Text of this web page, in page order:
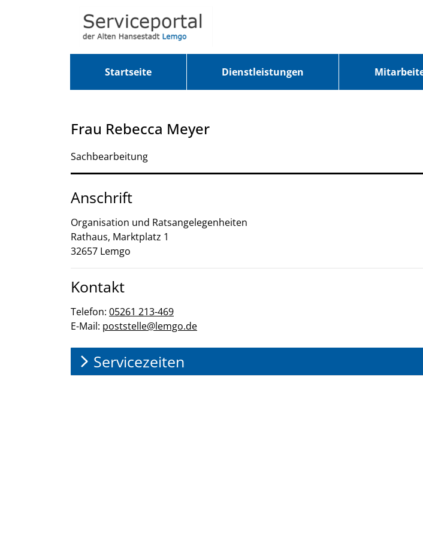
Zum Hauptinhalt springen
Startseite Dienstleistungen
Frau Rebecca Meyer
Sachbearbeitung
Anschrift
Organisation und Ratsangelegenheiten
Rathaus, Marktplatz 1
32657 Lemgo
Kontakt
Telefon: 05261 213-469
E-Mail: poststelle@lemgo.de
Servicezeiten